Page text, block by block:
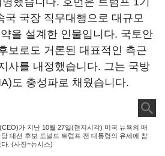
국 국장 직무대행으로 대규모
을 설계한 인물입니다. 국토안
보로도 거론된 대표적인 측근
사를 내정했습니다. 그는 국방
도 충성파로 채웠습니다.
가 지난 10월 27일(현지시각) 미국 뉴욕의 매
대선 후보 도널드 트럼프 전 대통령의 유세에 참
. (사진=뉴시스)